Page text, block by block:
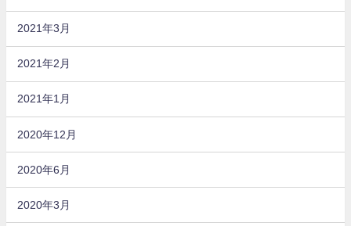
2021年3月
2021年2月
2021年1月
2020年12月
2020年6月
2020年3月